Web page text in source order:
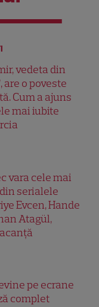
vedeta din
are o poveste
Cum a ajuns
mai iubite
vara cele mai
serialele
Evcen, Hande
Atagül,
pe ecrane
complet